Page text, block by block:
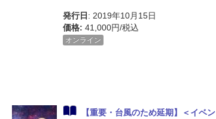
発行日 : 2019年10月15日
価格: 41,000円/税込
オンライン
【重要・台風のため延期】＜イベン